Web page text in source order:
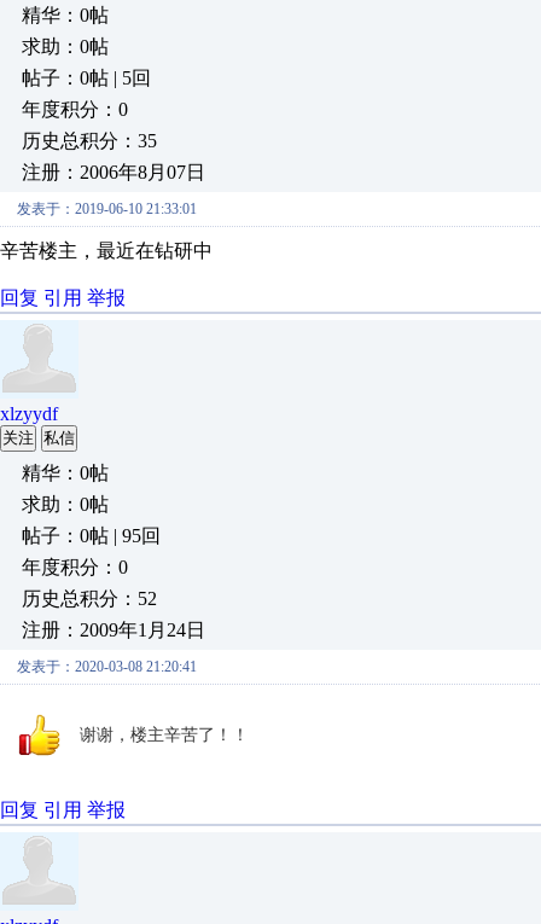
精华：0帖
求助：0帖
帖子：0帖 | 5回
年度积分：0
历史总积分：35
注册：2006年8月07日
发表于：2019-06-10 21:33:01
辛苦楼主，最近在钻研中
回复 引用 举报
xlzyydf
关注 私信
精华：0帖
求助：0帖
帖子：0帖 | 95回
年度积分：0
历史总积分：52
注册：2009年1月24日
发表于：2020-03-08 21:20:41
谢谢，楼主辛苦了！！
回复 引用 举报